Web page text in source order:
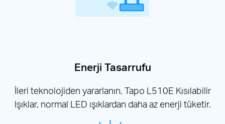
Enerji Tasarrufu
İleri teknolojiden yararlanın, Tapo L510E Kısılabilir
Işıklar, normal LED ışıklardan daha az enerji tüketir.